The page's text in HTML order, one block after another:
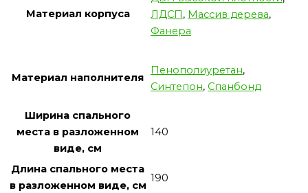
Материал корпуса
ЛДСП, Массив дерева,
Фанера
Материал наполнителя
Пенополиуретан,
Синтепон, Спанбонд
Ширина спального
места в разложенном
виде, см
140
Длина спального места
в разложенном виде, см
190